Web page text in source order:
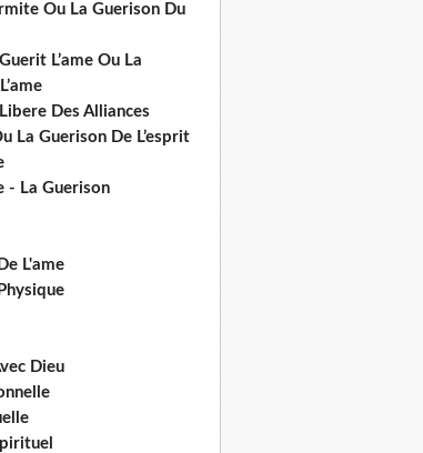
Ou La Guerison Du
L’ame Ou La
Des Alliances
La Guerison De L’esprit
- La Guerison
L'ame
Dieu